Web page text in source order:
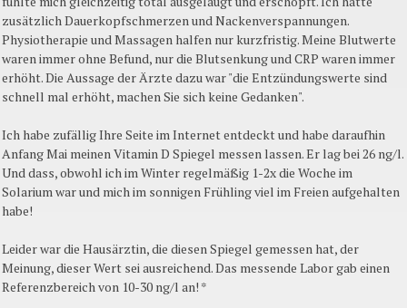
zusätzlich Dauerkopfschmerzen und Nackenverspannungen.
Physiotherapie und Massagen halfen nur kurzfristig. Meine Blutwerte
waren immer ohne Befund, nur die Blutsenkung und CRP waren immer
erhöht. Die Aussage der Ärzte dazu war "die Entzündungswerte sind
schnell mal erhöht, machen Sie sich keine Gedanken".
Ich habe zufällig Ihre Seite im Internet entdeckt und habe daraufhin
Anfang Mai meinen Vitamin D Spiegel messen lassen. Er lag bei 26 ng/l.
Und dass, obwohl ich im Winter regelmäßig 1-2x die Woche im
Solarium war und mich im sonnigen Frühling viel im Freien aufgehalten
habe!
Leider war die Hausärztin, die diesen Spiegel gemessen hat, der
Meinung, dieser Wert sei ausreichend. Das messende Labor gab einen
Referenzbereich von 10-30 ng/l an! *